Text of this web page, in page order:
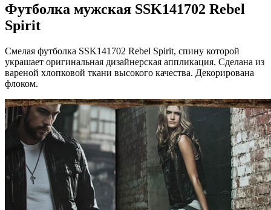
Футболка мужская SSK141702 Rebel
Spirit
Смелая футболка SSK141702 Rebel Spirit, спину которой
украшает оригинальная дизайнерская аппликация. Сделана из
вареной хлопковой ткани высокого качества. Декорирована
флоком.